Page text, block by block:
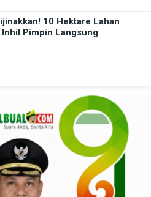
10 Hektare Lahan
Pimpin Langsung